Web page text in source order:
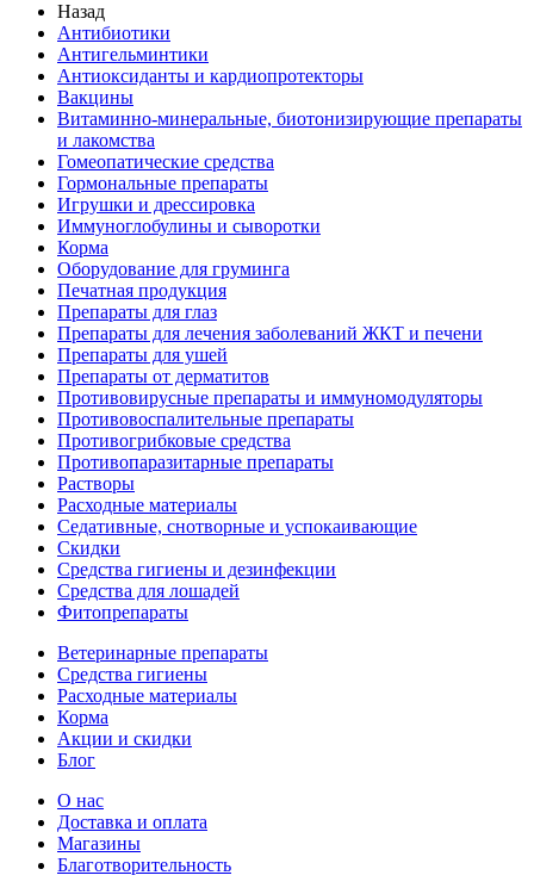
Назад
Антибиотики
Антигельминтики
Антиоксиданты и кардиопротекторы
Вакцины
Витаминно-минеральные, биотонизирующие препараты
и лакомства
Гомеопатические средства
Гормональные препараты
Игрушки и дрессировка
Иммуноглобулины и сыворотки
Корма
Оборудование для груминга
Печатная продукция
Препараты для глаз
Препараты для лечения заболеваний ЖКТ и печени
Препараты для ушей
Препараты от дерматитов
Противовирусные препараты и иммуномодуляторы
Противовоспалительные препараты
Противогрибковые средства
Противопаразитарные препараты
Растворы
Расходные материалы
Седативные, снотворные и успокаивающие
Скидки
Средства гигиены и дезинфекции
Средства для лошадей
Фитопрепараты
Ветeринарные препараты
Средства гигиены
Расходные материалы
Корма
Акции и скидки
Блог
О нас
Доставка и оплата
Магазины
Благотворительность